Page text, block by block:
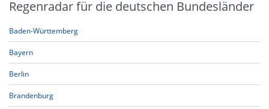
Regenradar für die deutschen Bundesländer
Baden-Württemberg
Bayern
Berlin
Brandenburg